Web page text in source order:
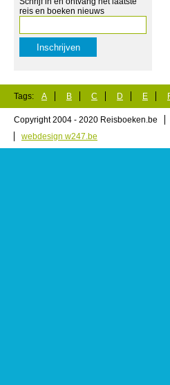
reis en boeken nieuws
Tags: A B C D E
Copyright 2004 - 2020 Reisboeken.be
webdesign w247.be